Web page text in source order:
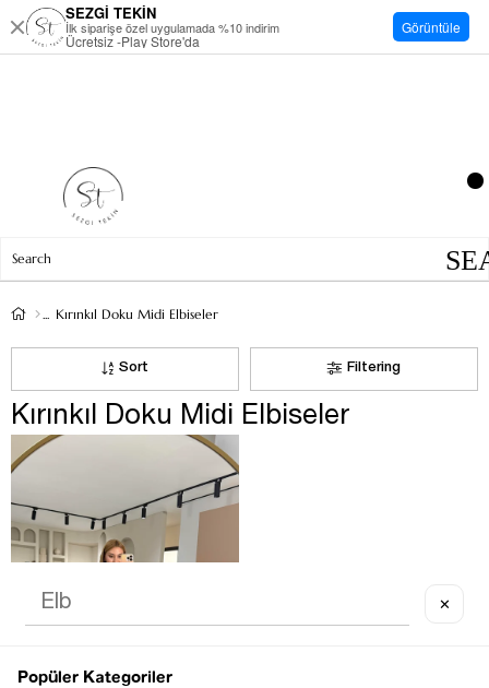
Kırınkıl Doku Midi Elbiseler
Filtering
Sort
Kırınkıl Doku Midi Elbiseler
SEZGİ TEKİN
İlk siparişe özel uygulamada %10 indirim
Ücretsiz -Play Store'da
Görüntüle
✕
Popüler Kategoriler